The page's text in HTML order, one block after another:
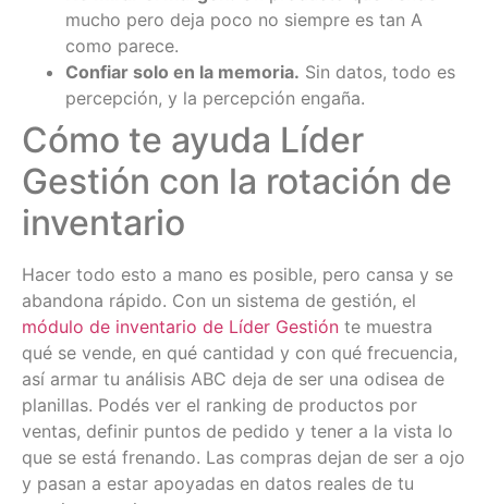
mucho pero deja poco no siempre es tan A
como parece.
Confiar solo en la memoria. Sin datos, todo es
percepción, y la percepción engaña.
Cómo te ayuda Líder
Gestión con la rotación de
inventario
Hacer todo esto a mano es posible, pero cansa y se
abandona rápido. Con un sistema de gestión, el
módulo de inventario de Líder Gestión te muestra
qué se vende, en qué cantidad y con qué frecuencia,
así armar tu análisis ABC deja de ser una odisea de
planillas. Podés ver el ranking de productos por
ventas, definir puntos de pedido y tener a la vista lo
que se está frenando. Las compras dejan de ser a ojo
y pasan a estar apoyadas en datos reales de tu